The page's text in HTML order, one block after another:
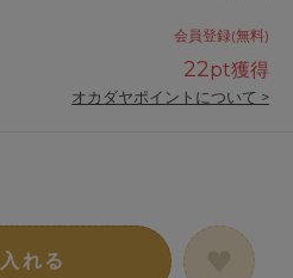
会員登録(無料)
22pt獲得
オカダヤポイントについて >
れる